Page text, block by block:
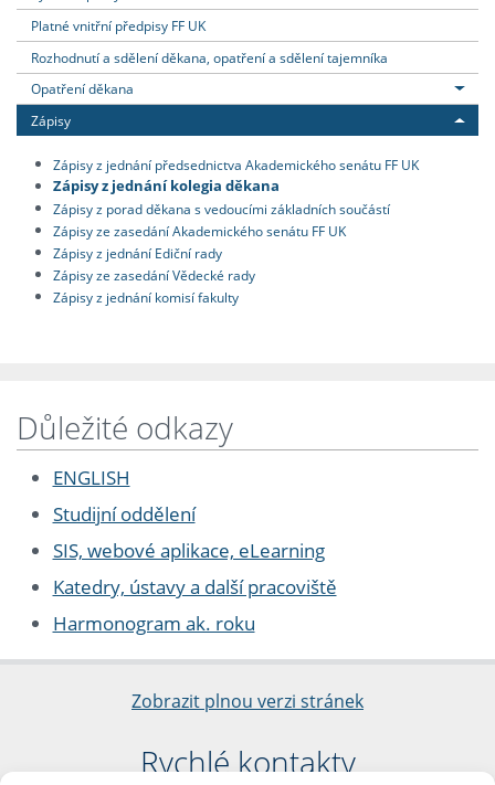
Platné vnitřní předpisy FF UK
Rozhodnutí a sdělení děkana, opatření a sdělení tajemníka
Opatření děkana
Zápisy
Zápisy z jednání předsednictva Akademického senátu FF UK
Zápisy z jednání kolegia děkana
Zápisy z porad děkana s vedoucími základních součástí
Zápisy ze zasedání Akademického senátu FF UK
Zápisy z jednání Ediční rady
Zápisy ze zasedání Vědecké rady
Zápisy z jednání komisí fakulty
Důležité odkazy
ENGLISH
Studijní oddělení
SIS, webové aplikace, eLearning
Katedry, ústavy a další pracoviště
Harmonogram ak. roku
Zobrazit plnou verzi stránek
Rychlé kontakty